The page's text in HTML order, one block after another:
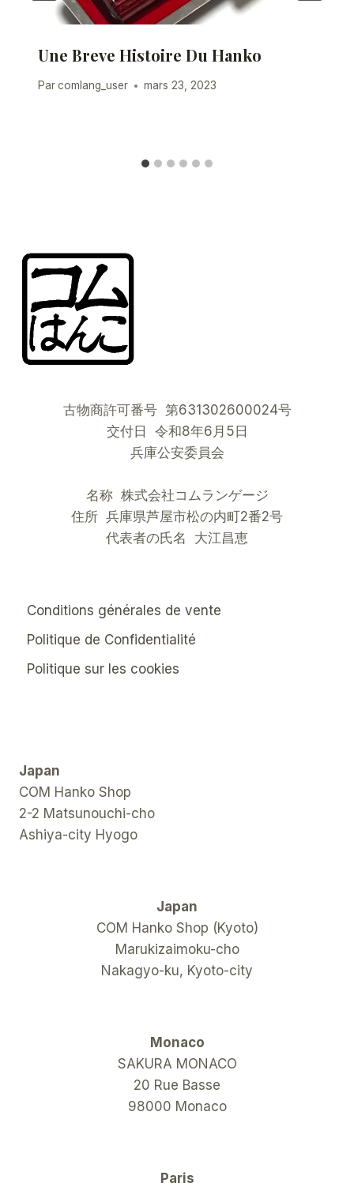
Une Breve Histoire Du Hanko
Parcomlang_user mars 23, 2023
古物商許可番号 第631302600024号
交付日 令和8年6月5日
兵庫公安委員会
名称 株式会社コムランゲージ
住所 兵庫県芦屋市松の内町2番2号
代表者の氏名 大江昌恵
Conditions générales de vente
Politique de Confidentialité
Politique sur les cookies
Japan
COM Hanko Shop
2-2 Matsunouchi-cho
Ashiya-city Hyogo
Japan
COM Hanko Shop (Kyoto)
Marukizaimoku-cho
Nakagyo-ku, Kyoto-city
Monaco
SAKURA MONACO
20 Rue Basse
98000 Monaco
Paris